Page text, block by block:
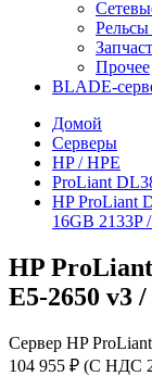
Рельсы
Прочее
BLADE-
Домой
Серверы
HP / HPE
ProLiant
HP ProLiant
16GB 2133P
HP
E5-2650 v3
Сервер HP
104 955 ₽ (С НДС